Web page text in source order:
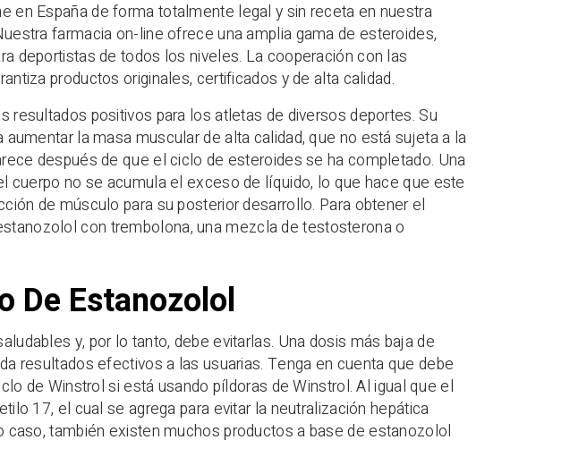
en España de forma totalmente legal y sin receta en nuestra
farmacia on-line ofrece una amplia gama de esteroides,
deportistas de todos los niveles. La cooperación con las
productos originales, certificados y de alta calidad.
resultados positivos para los atletas de diversos deportes. Su
la masa muscular de alta calidad, que no está sujeta a la
después de que el ciclo de esteroides se ha completado. Una
cuerpo no se acumula el exceso de líquido, lo que hace que este
de músculo para su posterior desarrollo. Para obtener el
con trembolona, una mezcla de testosterona o
De Estanozolol
y, por lo tanto, debe evitarlas. Una dosis más baja de
resultados efectivos a las usuarias. Tenga en cuenta que debe
de Winstrol si está usando píldoras de Winstrol. Al igual que el
17, el cual se agrega para evitar la neutralización hepática
caso, también existen muchos productos a base de estanozolol